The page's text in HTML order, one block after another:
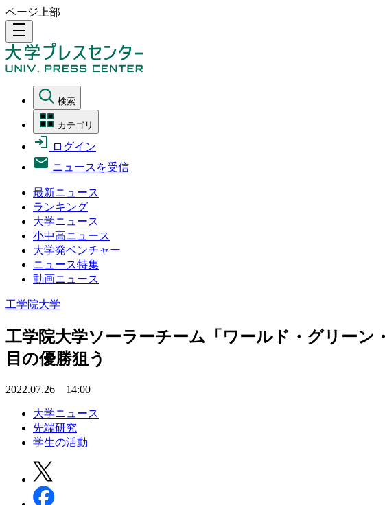
ページ上部
density_medium
検索
カテゴリ
ログイン
ニュースを受信
最新ニュース
ランキング
大学ニュース
小中高ニュース
大学発ベンチャー
ニュース特集
動画ニュース
工学院大学
工学院大学ソーラーチーム「ワールド・グリー
目の優勝狙う
2022.07.26 14:00
大学ニュース
先端研究
学生の活動